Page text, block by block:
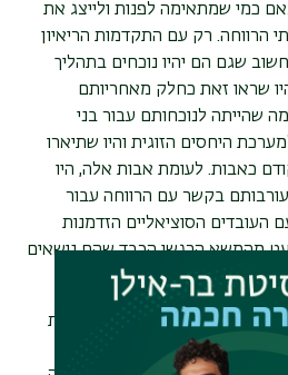
כמי שמתאימה לפנות ולייצג את
הרווחה. רק עם התקדמות הריאיון
שגם הם יהיו נוכחים בתהליך
שראו זאת כחלק מאחריותם
שהייתה לנוכחותם עבור בני
היחסים הזוגית והיו שתיארו
כאבות. לעומת אבות אלה, היו
בקשר עם הרווחה עבור
הסוציאליים הזדמנות
מהמשא הרגשי הכבד שהם נושאים
אם היו אלה בשל נסיבות כלכליות
אם מצוקות רגשיות-נפשיות